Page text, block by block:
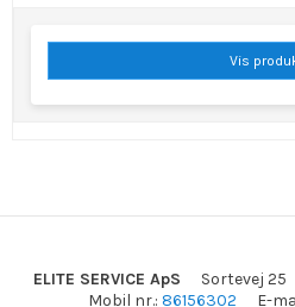
Vis
ELITE SERVICE ApS Sortevej 25
Mobil nr.: 86156302 E-